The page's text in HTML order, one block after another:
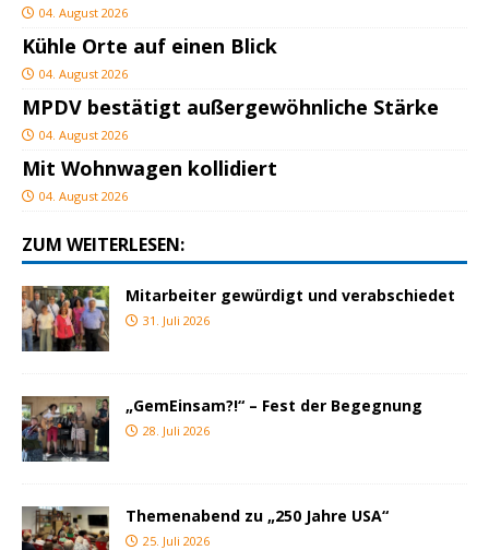
04. August 2026
Kühle Orte auf einen Blick
04. August 2026
MPDV bestätigt außergewöhnliche Stärke
04. August 2026
Mit Wohnwagen kollidiert
04. August 2026
ZUM WEITERLESEN:
Mitarbeiter gewürdigt und verabschiedet
31. Juli 2026
„GemEinsam?!“ – Fest der Begegnung
28. Juli 2026
Themenabend zu „250 Jahre USA“
25. Juli 2026